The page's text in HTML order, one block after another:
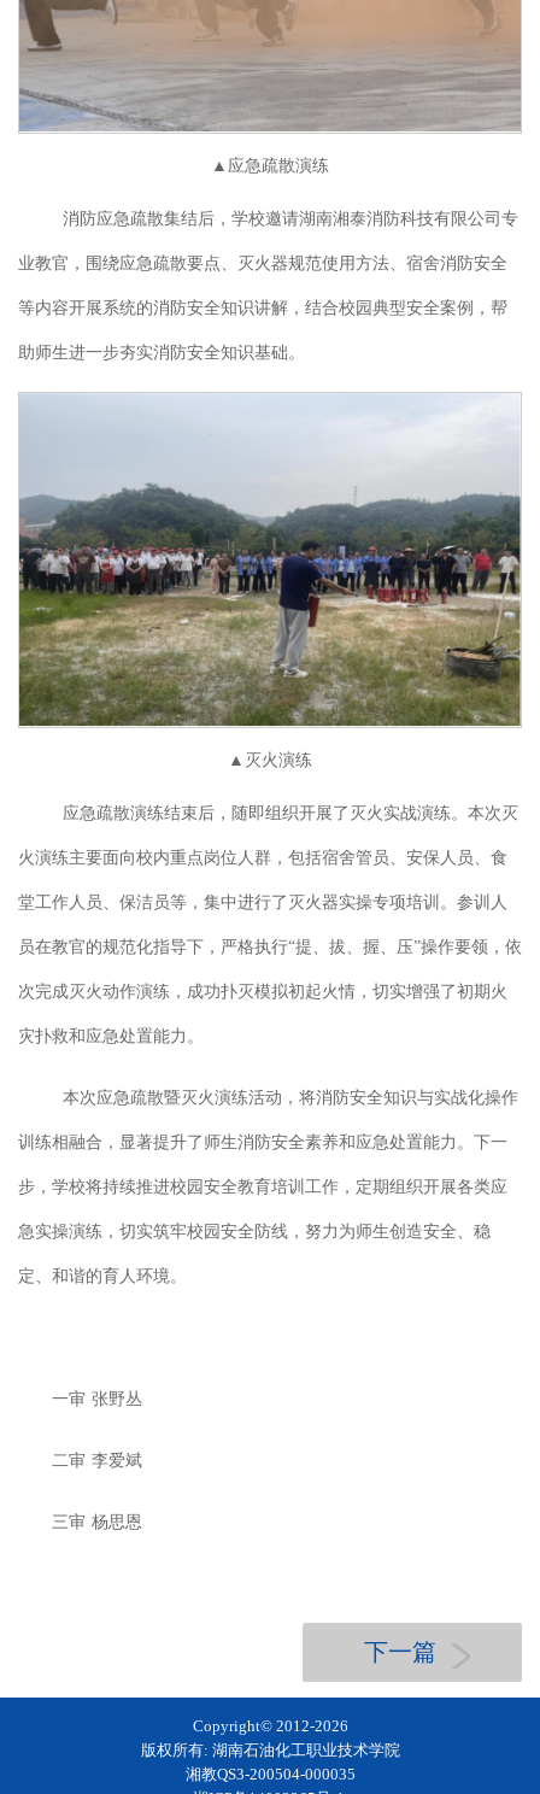
▲应急疏散演练
消防应急疏散集结后，学校邀请湖南湘泰消防科技有限公司 专
业教官，围绕应急疏散要点 、灭火器规范使用方法、 宿舍消防安全
等内容开展系统的消防安全知识讲解，结合校园典型安全案例，帮
助师生进一步夯实消防安全知识基础。
▲灭火演练
应急疏散演练结束后，随即组织开展了灭火实战演练。本次灭
火演练主要面向校内重点岗位人群，包括宿舍管员、安保人员、食
堂工作人员、保洁员等，集中进行了灭火器实操专项培训。参训人
员在教官的规范化指导下，严格执行“提、拔、握、压”操作要领，依
次完成灭火动作演练，成功扑灭模拟初起火情，切实增强了初期火
灾扑救和应急处置能力。
本次应急疏散暨灭火演练活动，将消防安全知识与实战化操作
训练相融合，显著提升了师生消防安全素养和应急处置能力。下一
步，学校将持续推进校园安全教育培训工作，定期组织开展各类应
急实操演练，切实筑牢校园安全防线，努力为师生创造安全、稳
定、和谐的育人环境。
一审 张野丛
二审 李爱斌
三审 杨思恩
下一篇
Copyright© 2012-2026
版权所有: 湖南石油化工职业技术学院
湘教QS3-200504-000035